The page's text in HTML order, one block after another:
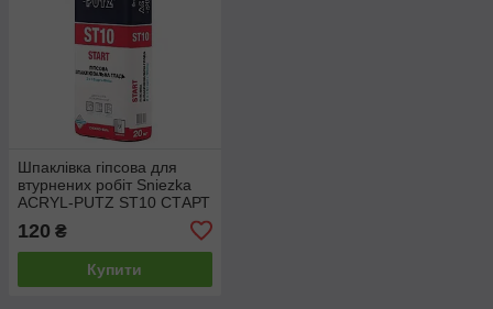
Шпаклівка гіпсова для
втурнених робіт Sniezka
ACRYL-PUTZ ST10 СТАРТ
120 ₴
Купити